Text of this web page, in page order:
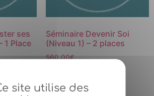
ses
1 Place
Séminaire Devenir Soi
(Niveau 1) – 2 places
560,00€
site utilise des